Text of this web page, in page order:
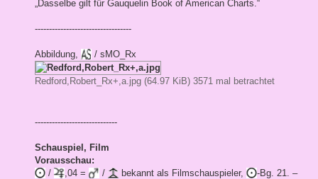
„Dasselbe gilt für Gauquelin Book of American Charts.“
----------------------------------
Abbildung, / sMO_Rx
Redford,Robert_Rx+,a.jpg (64.97 KiB) 3571 mal betrachtet
-----------------------------
Schauspiel, Film
Vorausschau:
/
,04 = / bekannt als Filmschauspieler,
-Bg. 21. –